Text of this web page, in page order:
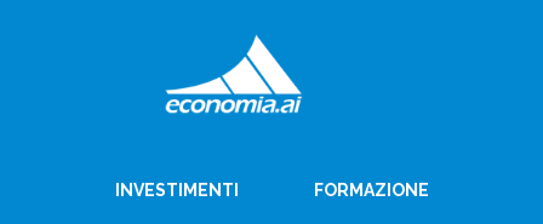
INVESTIMENTI FORMAZIONE